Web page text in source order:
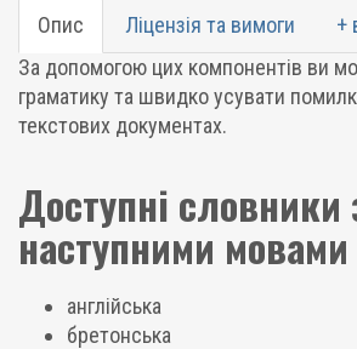
Опис Ліцензія та вимоги
+
За допомогою цих компонентів ви
граматику та швидко усувати
текстових документах.
Доступні словники
наступними мовами
англійська
бретонська